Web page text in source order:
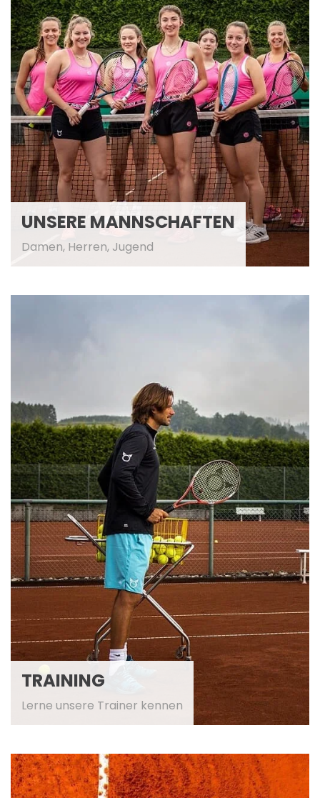
UNSERE MANNSCHAFTEN
Damen, Herren, Jugend
TRAINING
Lerne unsere Trainer kennen